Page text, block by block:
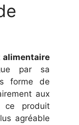
alimentaire
par sa
forme de
aux
ce produit
agréable